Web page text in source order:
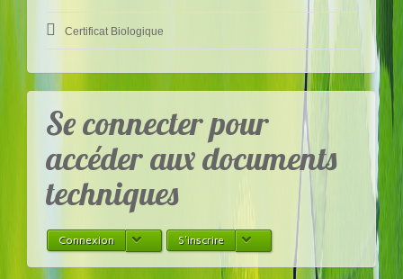
Certificat Biologique
​Se connecter pour
accéder aux documents
techniques
Connexion S'inscrire